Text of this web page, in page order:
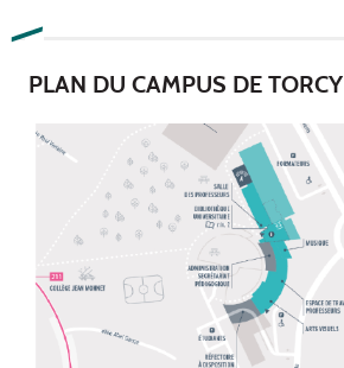
PLAN DU CAMPUS DE TORCY